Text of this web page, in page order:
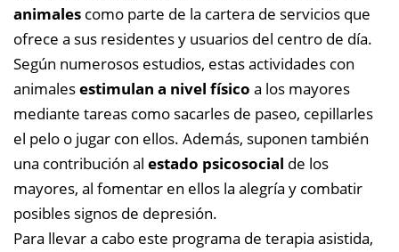
animales como parte de la cartera de servicios que
ofrece a sus residentes y usuarios del centro de día.
Según numerosos estudios, estas actividades con
animalesestimulan a nivel físico a los mayores
mediante tareas como sacarles de paseo, cepillarles
el pelo o jugar con ellos. Además, suponen también
una contribución al estado psicosocial de los
mayores, al fomentar en ellos la alegría y combatir
posibles signos de depresión.
Para llevar a cabo este programa de terapia asistida,